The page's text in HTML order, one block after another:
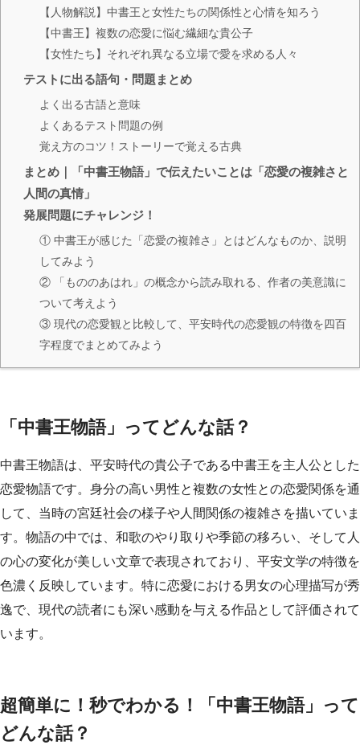
【人物解説】中書王と女性たちの関係性と心情を知ろう
【中書王】複数の恋愛に悩む繊細な貴公子
【女性たち】それぞれ異なる立場で愛を求める人々
テストに出る語句・問題まとめ
よく出る古語と意味
よくあるテスト問題の例
覚え方のコツ！ストーリーで覚える古典
まとめ｜「中書王物語」で伝えたいことは「恋愛の複雑さと
人間の真情」
発展問題にチャレンジ！
① 中書王が感じた「恋愛の複雑さ」とはどんなものか、説明
してみよう
② 「もののあはれ」の概念から読み取れる、作者の美意識に
ついて考えよう
③ 現代の恋愛観と比較して、平安時代の恋愛観の特徴を四百
字程度でまとめてみよう
「中書王物語」ってどんな話？
中書王物語は、平安時代の貴公子である中書王を主人公とした
恋愛物語です。身分の高い男性と複数の女性との恋愛関係を通
して、当時の宮廷社会の様子や人間関係の複雑さを描いていま
す。物語の中では、和歌のやり取りや季節の移ろい、そして人
の心の変化が美しい文章で表現されており、平安文学の特徴を
色濃く反映しています。特に恋愛における男女の心理描写が秀
逸で、現代の読者にも深い感動を与える作品として評価されて
います。
超簡単に！秒でわかる！「中書王物語」って
どんな話？